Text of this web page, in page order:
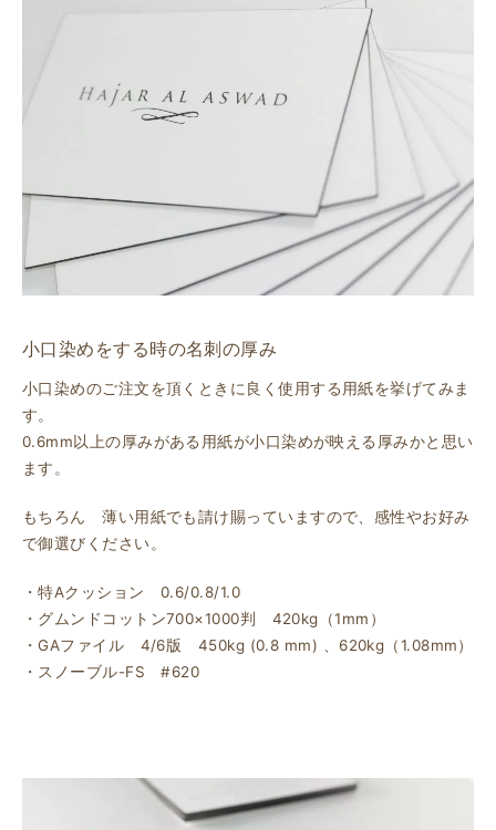
小口染めをする時の名刺の厚み
小口染めのご注文を頂くときに良く使用する用紙を挙げてみま
す。
0.6mm以上の厚みがある用紙が小口染めが映える厚みかと思い
ます。
もちろん 薄い用紙でも請け賜っていますので、感性やお好み
で御選びください。
・特Aクッション 0.6/0.8/1.0
・グムンドコットン700×1000判 420kg（1mm）
・GAファイル 4/6版 450kg (0.8 mm) 、620kg（1.08mm）
・スノーブル-FS #620